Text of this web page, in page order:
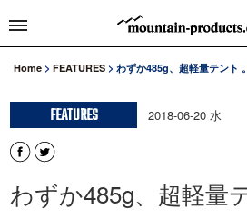
Home > FEATURES > わずか485g、超軽量テント 。
FEATURES 2018-06-20 水
わずか485g、超軽量